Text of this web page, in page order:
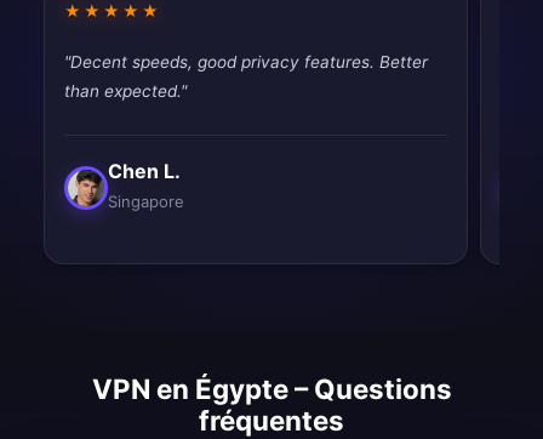
★★★★★
"Decent speeds, good privacy features. Better
than expected."
Chen L.
Singapore
VPN en Égypte – Questions
fréquentes